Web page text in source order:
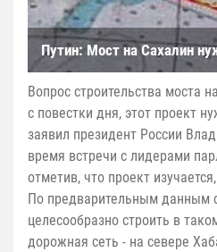
Путин: Мост на Сахалин
Вопрос строительства моста
с повестки дня, этот проект
заявил президент России
время встречи с лидерами
отметив, что проект
По предварительным данным
целесообразно строить в
дорожная сеть - на севере